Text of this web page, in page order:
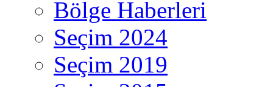
Bölge Haberleri
Seçim 2024
Seçim 2019